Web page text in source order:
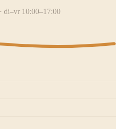
· di–vr 10:00–17:00